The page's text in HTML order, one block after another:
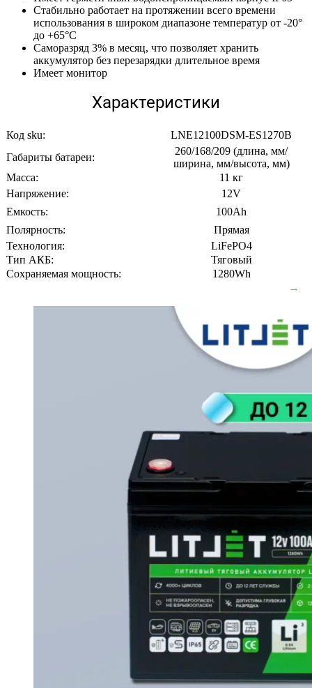
Стабильно работает на протяжении всего времени
использования в широком диапазоне температур от -20°
до +65°С
Саморазряд 3% в месяц, что позволяет хранить
аккумулятор без перезарядки длительное время
Имеет монитор
Характеристики
Код sku:
LNE12100DSM-ES1270B
Габариты батареи:
260/168/209 (длина, мм/
ширина, мм/высота, мм)
Масса:
11 кг
Напряжение:
12V
Емкость:
100Ah
Полярность:
Прямая
Технология:
LiFePO4
Тип АКБ:
Тяговый
Сохраняемая мощность:
1280Wh